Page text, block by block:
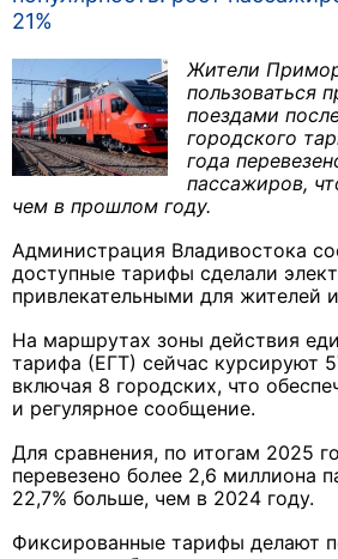
21%
Жители
пользоваться
поездами
городского
года
пассажиров,
чем в прошлом году.
Администрация Владивостока
доступные тарифы сделали
привлекательными для жителей
На маршрутах зоны действия
тарифа (ЕГТ) сейчас курсируют
включая 8 городских, что
и регулярное сообщение.
Для сравнения, по итогам 2025
перевезено более 2,6 миллиона
22,7% больше, чем в 2024 году.
Фиксированные тарифы делают